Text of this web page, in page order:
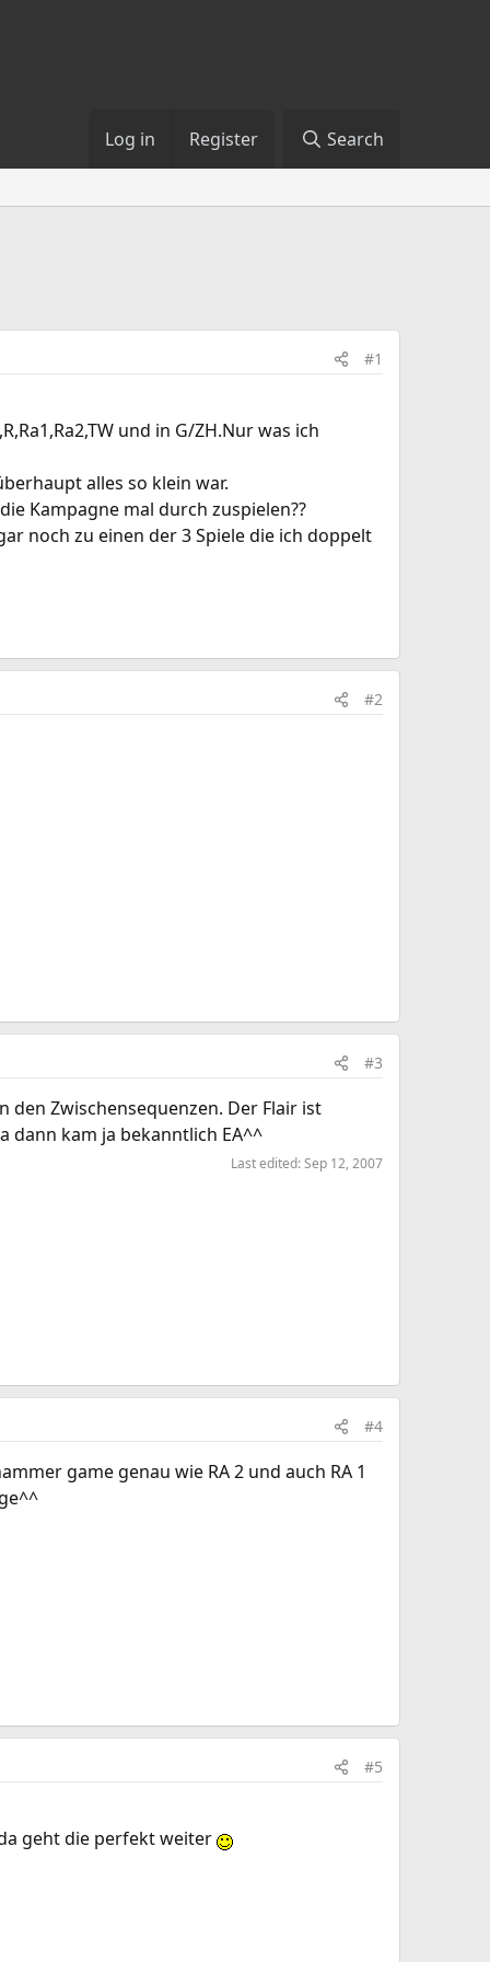
Log in Register Search
#1
und in G/ZH.Nur was ich
alles so klein war.
Kampagne mal durch zuspielen??
noch zu einen der 3 Spiele die ich doppelt
#2
#3
den Zwischensequenzen. Der Flair ist
dann kam ja bekanntlich EA^^
Last edited:Sep 12, 2007
#4
game genau wie RA 2 und auch RA 1
#5
geht die perfekt weiter